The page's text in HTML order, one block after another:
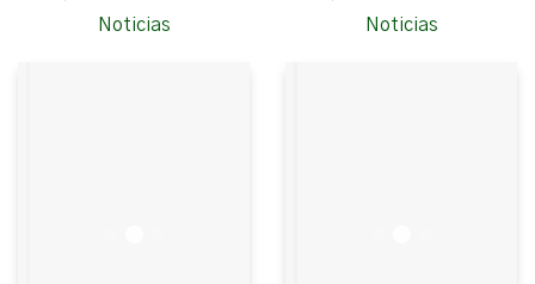
Noticias Noticias